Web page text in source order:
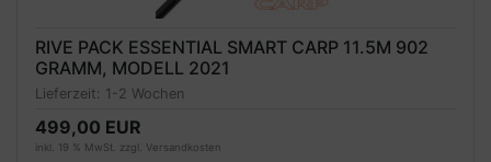
RIVE PACK ESSENTIAL SMART CARP 11.5M 902
GRAMM, MODELL 2021
Lieferzeit: 1-2 Wochen
499,00 EUR
inkl. 19 % MwSt. zzgl. Versandkosten